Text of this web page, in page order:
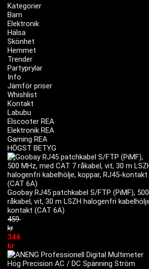
Kategorier
Barn
Elektronik
Hälsa
Skönhet
Hemmet
Trender
Partyprylar
Info
Jämför priser
Whishlist
Kontakt
Labubu
Elscooter REA
Elektronik REA
Gaming REA
HÖGST BETYG
Goobay RJ45 patchkabel S/FTP (PiMF),
råkabel, vit, 30 m LSZH halogenfri
kontakt (CAT 6A)
459
kr
346
kr